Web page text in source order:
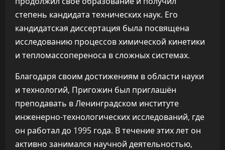
степень кандидата технических наук. Его
кандидатская диссертация была посвящена
исследованию процессов химической кинетики
и тепломассопереноса в сложных системах.
Благодаря своим достижениям в области науки
и технологий, Пригожин был приглашён
преподавать в Ленинградском институте
инженерно-технологических исследований, где
он работал до 1995 года. В течение этих лет он
активно занимался научной деятельностью,